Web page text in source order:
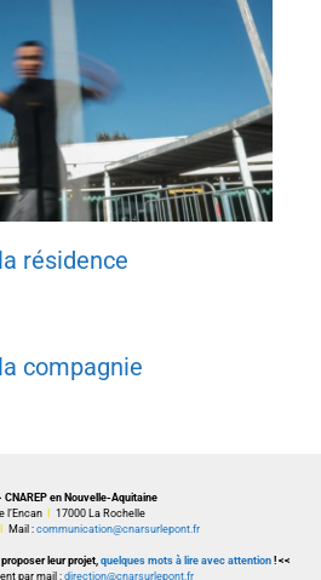
résidence
compagnie
CNAREP en Nouvelle-Aquitaine
l’Encan
17000 La Rochelle
Mail : communication@cnarsurlepont.fr
leur projet, quelques mots à lire avec attention ! <<
par mail : direction@cnarsurlepont.fr